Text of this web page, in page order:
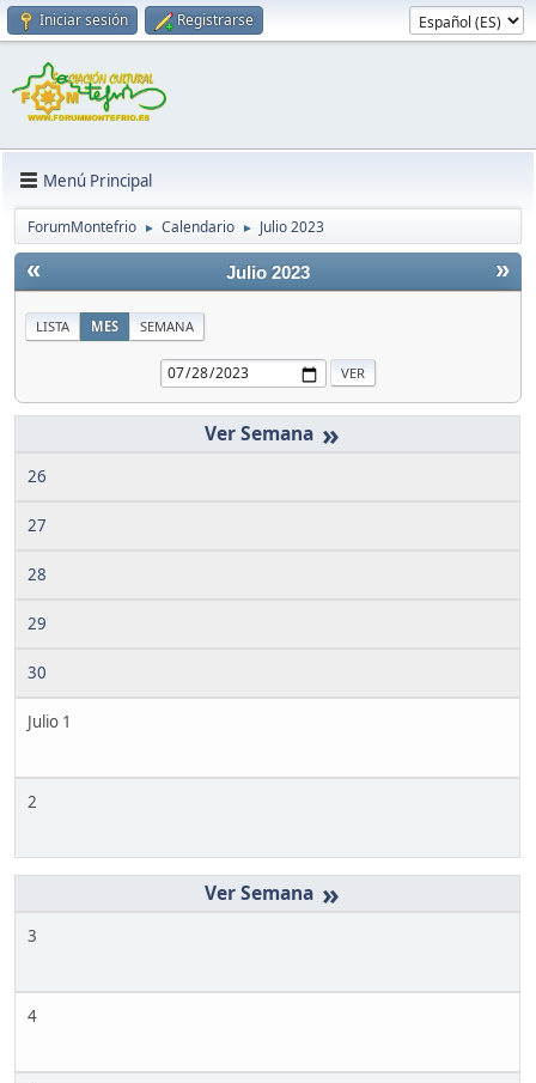
Iniciar sesión Registrarse
Menú Principal
ForumMontefrio ► Calendario ► Julio 2023
« »
Julio 2023
LISTA MES SEMANA
»
26
27
28
29
30
Julio 1
2
»
3
4